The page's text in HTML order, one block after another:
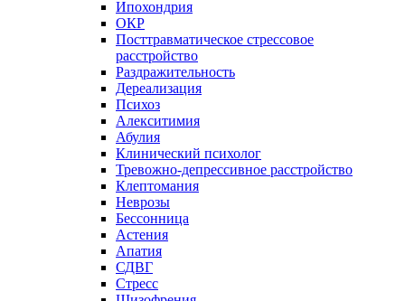
Ипохондрия
ОКР
Посттравматическое стрессовое
расстройство
Раздражительность
Дереализация
Психоз
Алекситимия
Абулия
Клинический психолог
Тревожно-депрессивное расстройство
Клептомания
Неврозы
Бессонница
Астения
Апатия
СДВГ
Стресс